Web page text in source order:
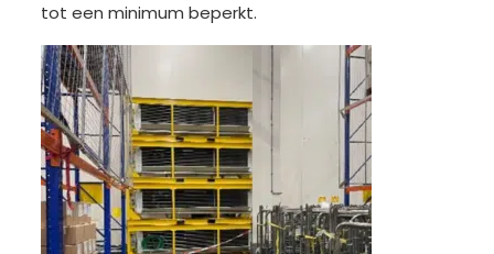
tot een minimum beperkt.